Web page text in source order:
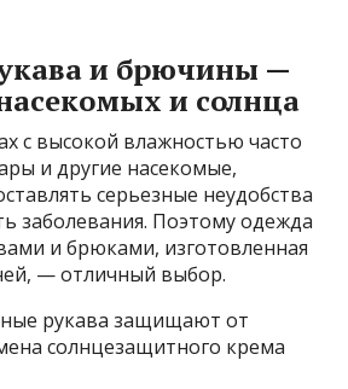
и брючины —
и солнца
с высокой влажностью часто
и другие насекомые,
серьезные неудобства
заболевания. Поэтому одежда
и брюками, изготовленная
— отличный выбор.
рукава защищают от
солнцезащитного крема